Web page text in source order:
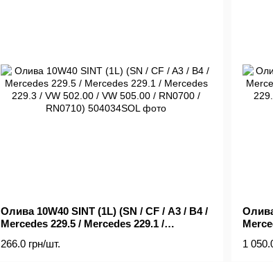
Олива 10W40 SINT (1L) (SN / CF / A3 / B4 /
Mercedes 229.5 / Mercedes 229.1 /
RN0700 / RN0710)
266.0 грн/шт. 1